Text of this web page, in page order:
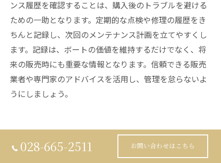
ンス履歴を確認することは、購入後のトラブルを避ける
ための一助となります。定期的な点検や修理の履歴をき
ちんと記録し、次回のメンテナンス計画を立てやすくし
ます。記録は、ボートの価値を維持するだけでなく、将
来の販売時にも重要な情報となります。信頼できる販売
業者や専門家のアドバイスを活用し、管理を怠らないよ
うにしましょう。
理想のマリンライフを実現するた
めの具体的な準備
028-665-2511 お問い合わせはこちら